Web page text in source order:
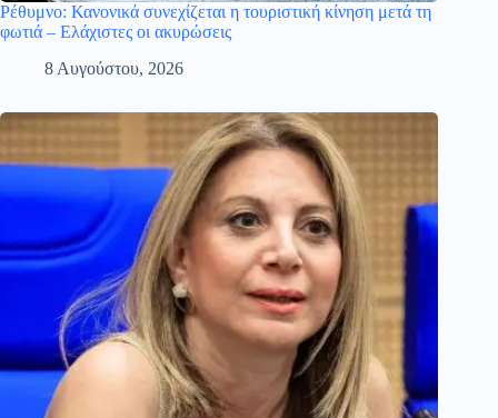
Ρέθυμνο: Κανονικά συνεχίζεται η τουριστική κίνηση μετά τη
φωτιά – Ελάχιστες οι ακυρώσεις
8 Αυγούστου, 2026